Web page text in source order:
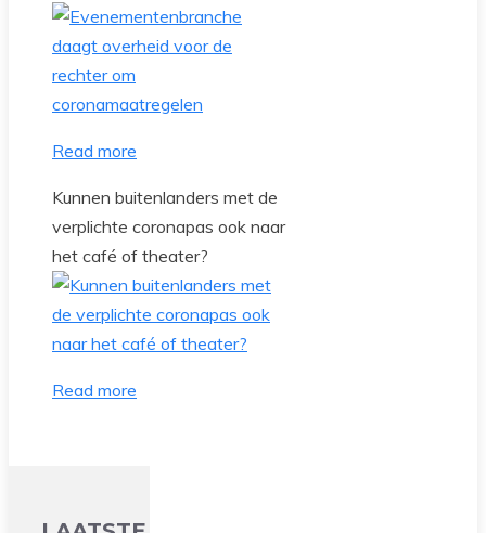
Read more
Kunnen buitenlanders met de
verplichte coronapas ook naar
het café of theater?
Read more